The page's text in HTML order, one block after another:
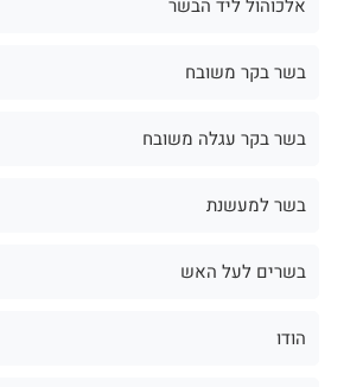
אלכוהול ליד הבשר
בשר בקר משובח
בשר בקר עגלה משובח
בשר למעשנת
בשרים לעל האש
הודו